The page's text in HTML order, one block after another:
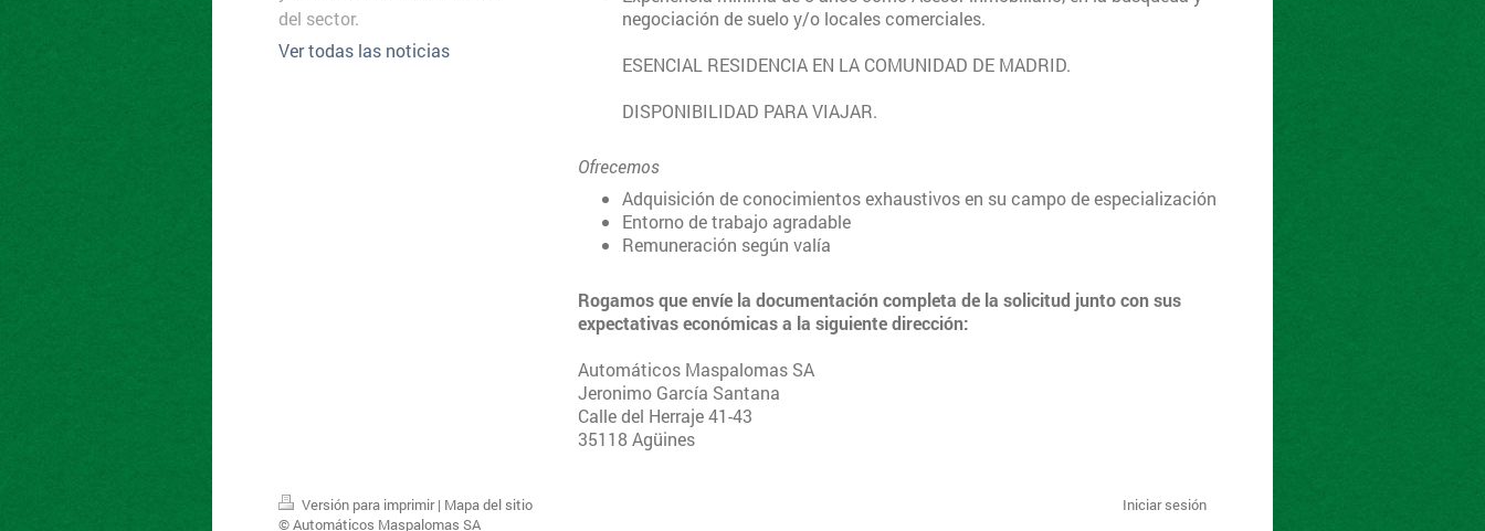
negociación de suelo y/o locales comerciales.
ESENCIAL RESIDENCIA EN LA COMUNIDAD DE MADRID.
DISPONIBILIDAD PARA VIAJAR.
Ofrecemos
Adquisición de conocimientos exhaustivos en su campo de especialización
Entorno de trabajo agradable
Remuneración según valía
Rogamos que envíe la documentación completa de la solicitud junto con sus
expectativas económicas a la siguiente dirección:
Automáticos Maspalomas SA
Jeronimo García Santana
Calle del Herraje 41-43
35118 Agüines
del sector.
Ver todas las noticias
Versión para imprimir| Mapa del sitio
© Automáticos Maspalomas SA
Iniciar sesión